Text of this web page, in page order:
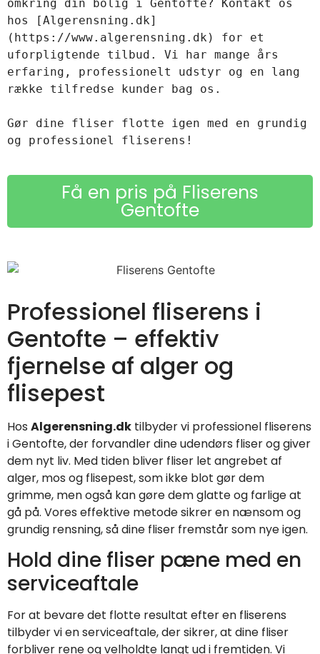
omkring din bolig i Gentofte? Kontakt os
hos [Algerensning.dk]
(https://www.algerensning.dk) for et
uforpligtende tilbud. Vi har mange års
erfaring, professionelt udstyr og en lang
række tilfredse kunder bag os.
Gør dine fliser flotte igen med en grundig
Få en pris på Fliserens
Gentofte
Professionel fliserens i
Gentofte – effektiv
fjernelse af alger og
flisepest
Hos Algerensning.dk tilbyder vi professionel fliserens
i Gentofte, der forvandler dine udendørs fliser og giver
dem nyt liv. Med tiden bliver fliser let angrebet af
alger, mos og flisepest, som ikke blot gør dem
grimme, men også kan gøre dem glatte og farlige at
gå på. Vores effektive metode sikrer en nænsom og
grundig rensning, så dine fliser fremstår som nye igen.
Hold dine fliser pæne med en
serviceaftale
For at bevare det flotte resultat efter en fliserens
tilbyder vi en serviceaftale, der sikrer, at dine fliser
forbliver rene og velholdte langt ud i fremtiden. Vi